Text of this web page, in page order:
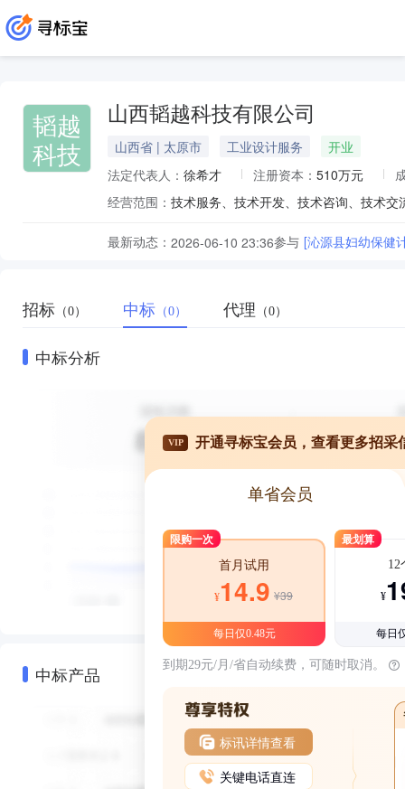
韬越
科技
山西韬越科技有限公司
山西省 | 太原市 工业设计服务
开业
法定代表人： 徐希才 注册资本： 510万元
经营范围：
最新动态： 2026-06-10 23:36参与 [沁源县妇幼保健
招标 （0） 中标 （0） 代理 （0）
中标分析
中标产品
VIP 开通寻标宝会员，查看更多招采
单省会员
限购一次
首月试用
¥14.9 ¥39
每日仅0.48元
最划算
12
¥
每日
到期29元/月/省自动续费，可随时取消。
标讯详情查看
关键电话直连